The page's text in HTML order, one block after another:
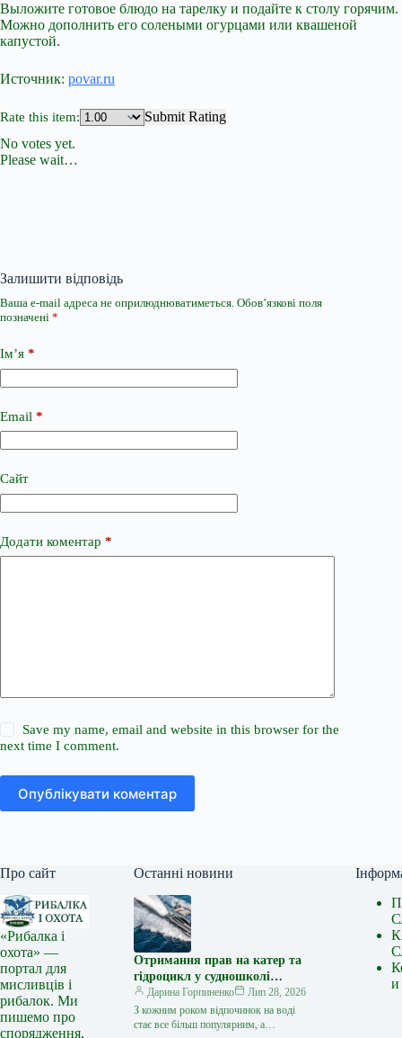
Выложите готовое блюдо на тарелку и подайте к столу горячим.
Можно дополнить его солеными огурцами или квашеной
капустой.
Источник: povar.ru
Rate this item:
Submit Rating
No votes yet.
Please wait…
Залишити відповідь
Ваша e-mail адреса не оприлюднюватиметься. Обов’язкові поля
позначені *
Ім’я *
Email *
Сайт
Додати коментар *
Save my name, email and website in this browser for the
next time I comment.
Опублікувати коментар
Про сайт
«Рибалка і
охота» —
портал для
мисливців і
рибалок. Ми
пишемо про
спорядження,
Останні новини
Отримання прав на катер та
гідроцикл у судношколі
«Либідь-А»: від теорії до
іспиту
Дарина Горпиненко
Лип 28, 2026
З кожним роком відпочинок на воді
стає все більш популярним, а
и